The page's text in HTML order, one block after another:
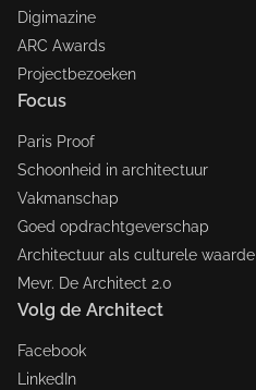
Digimazine
ARC Awards
Projectbezoeken
Focus
Paris Proof
Schoonheid in architectuur
Vakmanschap
Goed opdrachtgeverschap
Architectuur als culturele waarde
Mevr. De Architect 2.0
Volg de Architect
Facebook
LinkedIn